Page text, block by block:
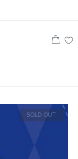
SOLD OUT